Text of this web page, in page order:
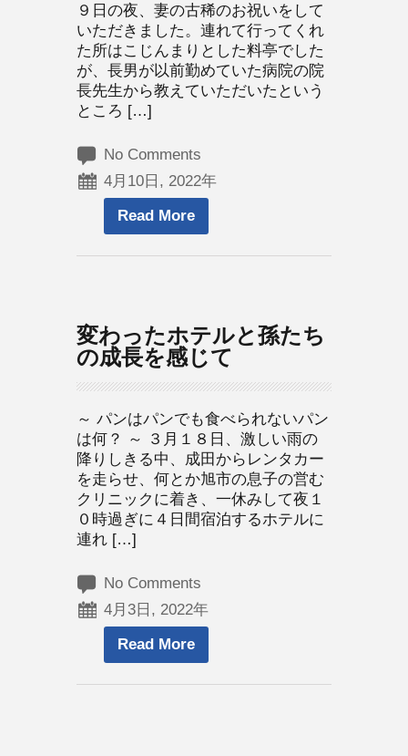
９日の夜、妻の古稀のお祝いをして
いただきました。連れて行ってくれ
た所はこじんまりとした料亭でした
が、長男が以前勤めていた病院の院
長先生から教えていただいたという
ところ […]
No Comments
4月10日, 2022年
Read More
変わったホテルと孫たち
の成長を感じて
～ パンはパンでも食べられないパン
は何？ ～ ３月１８日、激しい雨の
降りしきる中、成田からレンタカー
を走らせ、何とか旭市の息子の営む
クリニックに着き、一休みして夜１
０時過ぎに４日間宿泊するホテルに
連れ […]
No Comments
4月3日, 2022年
Read More